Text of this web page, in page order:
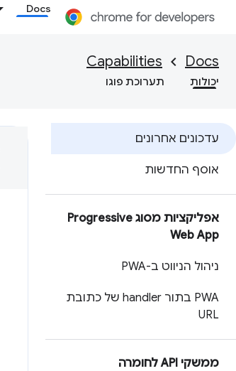
Docs
Docs
Capabilities
יכולות תערוכת פוגו
עדכונים אחרונים
אוסף החדשות
אפליקציות מסוג Progressive
Web App
ניהול הניווט ב-PWA
PWA בתור handler של כתובת
URL
ממשקי API לחומרה